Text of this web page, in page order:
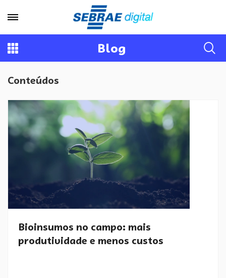
Blog
Conteúdos
Bioinsumos no campo: mais
produtividade e menos custos